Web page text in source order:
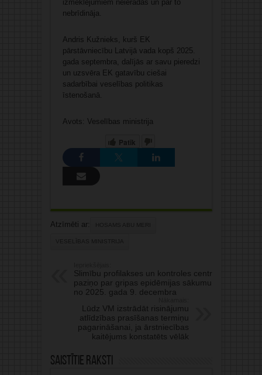
izmeklējumiem neieradās un par to
nebrīdināja.
Andris Kužnieks, kurš EK
pārstāvniecību Latvijā vada kopš 2025.
gada septembra, dalījās ar savu pieredzi
un uzsvēra EK gatavību ciešai
sadarbībai veselības politikas
īstenošanā.
Avots: Veselības ministrija
Patīk
Atzīmēti ar: HOSAMS ABU MERI
VESELĪBAS MINISTRIJA
Slimību profilakses un kontroles centrs
paziņo par gripas epidēmijas sākumu
no 2025. gada 9. decembra
Lūdz VM izstrādāt risinājumu
atlīdzības prasīšanas termiņu
pagarināšanai, ja ārstniecības
kaitējums konstatēts vēlāk
Saistītie raksti